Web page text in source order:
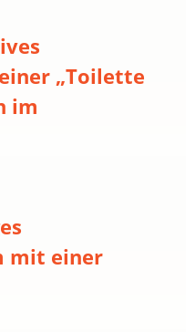
„Toilette
im
mit einer